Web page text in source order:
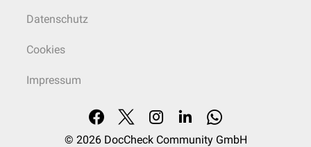
Datenschutz
Cookies
Impressum
© 2026 DocCheck Community GmbH